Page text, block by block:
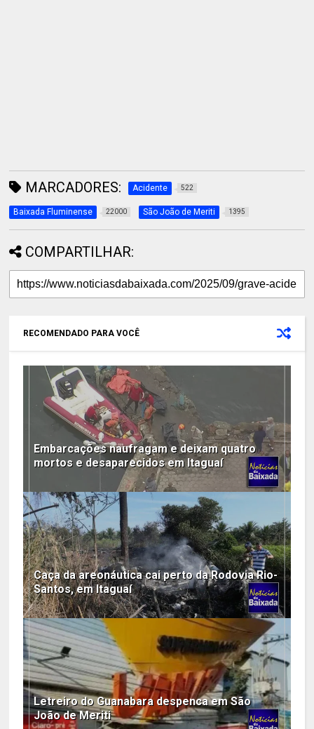
MARCADORES: Acidente 522
Baixada Fluminense 22000 São João de Meriti 1395
COMPARTILHAR:
RECOMENDADO PARA VOCÊ
Embarcações naufragam e deixam quatro
mortos e desaparecidos em Itaguaí
Caça da areonáutica cai perto da Rodovia Rio-
Santos, em Itaguaí
Letreiro do Guanabara despenca em São
João de Meriti